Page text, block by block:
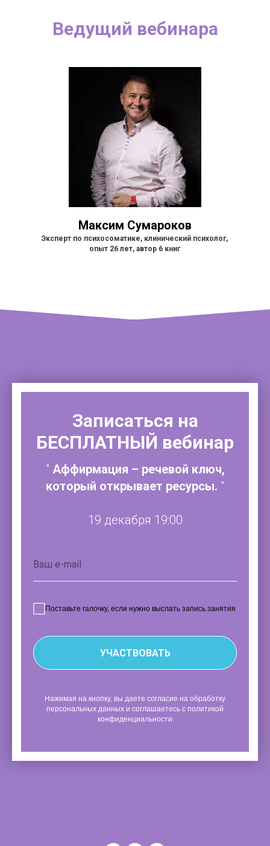
Ведущий вебинара
Максим Сумароков
Эксперт по психосоматике, клинический психолог,
опыт 26 лет, автор 6 книг
Записаться на
БЕСПЛАТНЫЙ вебинар
" Аффирмация – речевой ключ,
который открывает ресурсы. "
19 декабря 19:00
Поставьте галочку, если нужно выслать запись занятия
УЧАСТВОВАТЬ
Нажимая на кнопку, вы даете согласие на обработку
персональных данных и соглашаетесь с политикой
конфиденциальности